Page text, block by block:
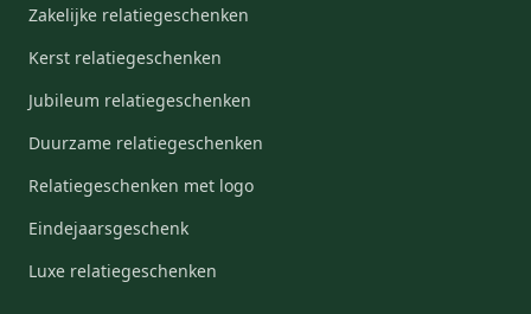
Zakelijke relatiegeschenken
Kerst relatiegeschenken
Jubileum relatiegeschenken
Duurzame relatiegeschenken
Relatiegeschenken met logo
Eindejaarsgeschenk
Luxe relatiegeschenken